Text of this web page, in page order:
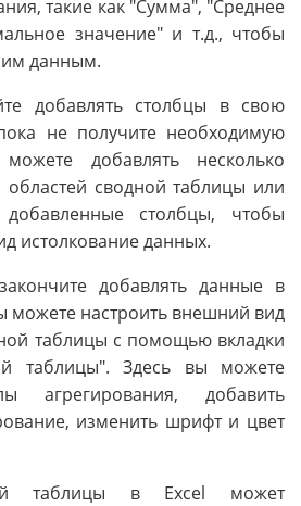
такие как "Сумма", "Среднее
значение" и т.д., чтобы
данным.
добавлять столбцы в свою
не получите необходимую
добавлять несколько
областей сводной таблицы или
добавленные столбцы, чтобы
истолкование данных.
добавлять данные в
можете настроить внешний вид
таблицы с помощью вкладки
таблицы". Здесь вы можете
агрегирования, добавить
изменить шрифт и цвет
таблицы в Excel может